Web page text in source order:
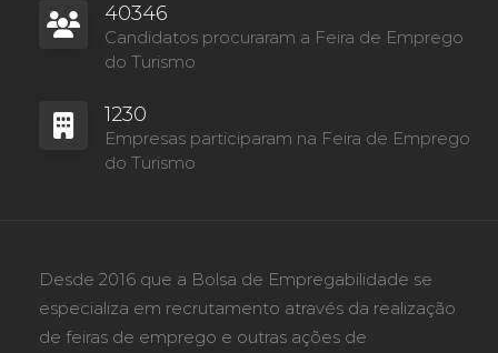
40346
Candidatos procuraram a Feira de Emprego
do Turismo
1230
Empresas participaram na Feira de Emprego
do Turismo
Desde 2016 que a Bolsa de Empregabilidade se
especializa em recrutamento através da realização
de feiras de emprego e outras ações de